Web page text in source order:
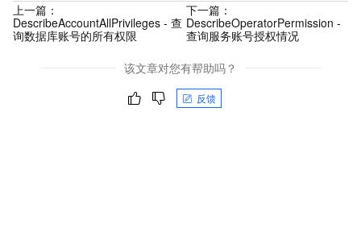
上一篇：
DescribeAccountAllPrivileges - 查
询数据库账号的所有权限
下一篇：
DescribeOperatorPermission -
查询服务账号授权情况
该文章对您有帮助吗？
反馈